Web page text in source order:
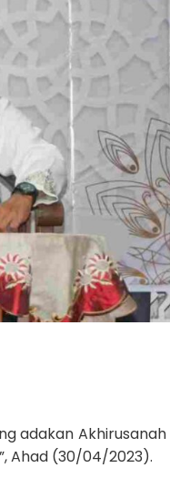
adakan
Ahad (30/04/2023).